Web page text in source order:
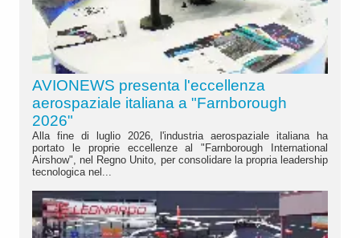
AVIONEWS presenta l'eccellenza
aerospaziale italiana a "Farnborough
2026"
Alla fine di luglio 2026, l'industria aerospaziale italiana ha
portato le proprie eccellenze al "Farnborough International
Airshow", nel Regno Unito, per consolidare la propria leadership
tecnologica nel...